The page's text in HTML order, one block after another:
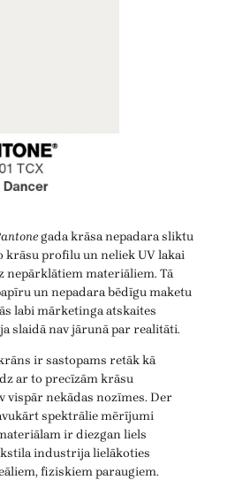
gada krāsa nepadara sliktu
krāsu profilu un neliek UV lakai
nepārklātiem materiāliem. Tā
un nepadara bēdīgu maketu
labi mārketinga atskaites
slaidā nav jārunā par realitāti.
ir sastopams retāk kā
ar to precīzām krāsu
vispār nekādas nozīmes. Der
spektrālie mērījumi
ir diezgan liels
industrija lielākoties
fiziskiem paraugiem.